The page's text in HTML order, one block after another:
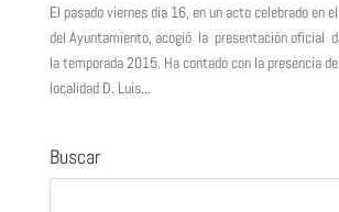
El pasado viernes día 16, en un acto celebrado en
del Ayuntamiento, acogió la presentación oficial
la temporada 2015. Ha contado con la presencia
localidad D. Luis...
Buscar